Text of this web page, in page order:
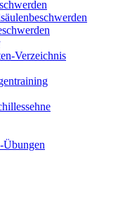
Verzeichnis
Übungen